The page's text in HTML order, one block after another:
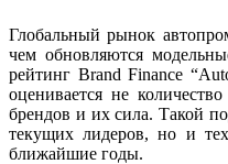
Глобальный рынок
чем обновляются
рейтинг Brand Finance
оценивается не
брендов и их сила. Такой
текущих лидеров, но и
ближайшие годы.